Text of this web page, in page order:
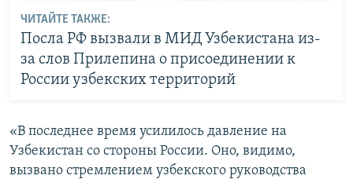
ЧИТАЙТЕ ТАКЖЕ:
Посла РФ вызвали в МИД Узбекистана из-
за слов Прилепина о присоединении к
России узбекских территорий
«В последнее время усилилось давление на
Узбекистан со стороны России. Оно, видимо,
вызвано стремлением узбекского руководства